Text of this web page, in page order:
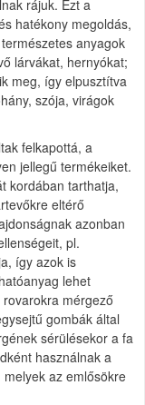
rájuk. Ezt a
hatékony megoldás,
anyagok
lárvákat, hernyókat;
meg, így elpusztítva
szója, virágok
felkapottá, a
jellegű termékeiket.
kordában tarthatja,
eltérő
azonban
pl.
így azok is
lehet
mérgező
gombák által
sérülésekor a fa
használnak a
az emlősökre